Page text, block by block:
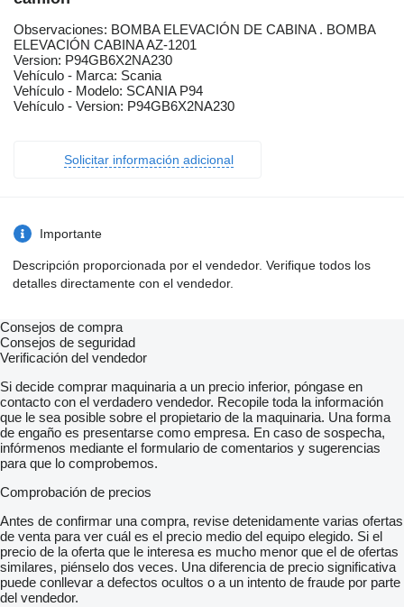
Observaciones: BOMBA ELEVACIÓN DE CABINA . BOMBA
ELEVACIÓN CABINA AZ-1201
Version: P94GB6X2NA230
Vehículo - Marca: Scania
Vehículo - Modelo: SCANIA P94
Vehículo - Version: P94GB6X2NA230
Solicitar información adicional
Importante
Descripción proporcionada por el vendedor. Verifique todos los
detalles directamente con el vendedor.
Consejos de compra
Consejos de seguridad
Verificación del vendedor
Si decide comprar maquinaria a un precio inferior, póngase en
contacto con el verdadero vendedor. Recopile toda la información
que le sea posible sobre el propietario de la maquinaria. Una forma
de engaño es presentarse como empresa. En caso de sospecha,
infórmenos mediante el formulario de comentarios y sugerencias
para que lo comprobemos.
Comprobación de precios
Antes de confirmar una compra, revise detenidamente varias ofertas
de venta para ver cuál es el precio medio del equipo elegido. Si el
precio de la oferta que le interesa es mucho menor que el de ofertas
similares, piénselo dos veces. Una diferencia de precio significativa
puede conllevar a defectos ocultos o a un intento de fraude por parte
del vendedor.